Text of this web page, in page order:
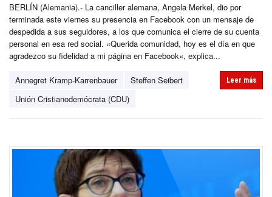
BERLÍN (Alemania).- La canciller alemana, Angela Merkel, dio por
terminada este viernes su presencia en Facebook con un mensaje de
despedida a sus seguidores, a los que comunica el cierre de su cuenta
personal en esa red social. «Querida comunidad, hoy es el día en que
agradezco su fidelidad a mi página en Facebook«, explica...
Annegret Kramp-Karrenbauer
Steffen Seibert
Unión Cristianodemócrata (CDU)
Leer más